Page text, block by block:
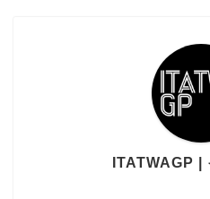
ITATWAGP |